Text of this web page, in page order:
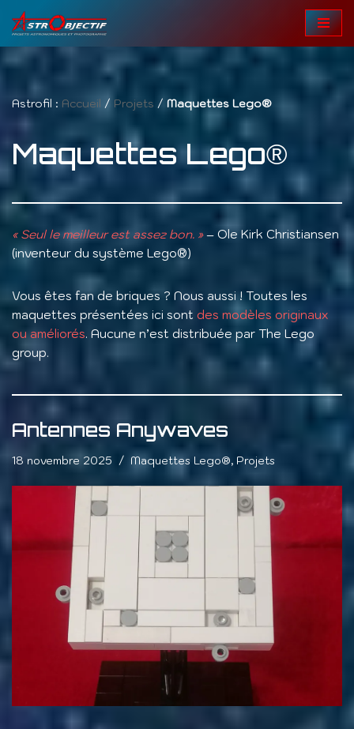
au
contenu
Astrofil : Accueil / Projets / Maquettes Lego®
Maquettes Lego®
« Seul le meilleur est assez bon. » – Ole Kirk Christiansen
(inventeur du système Lego®)
Vous êtes fan de briques ? Nous aussi ! Toutes les
maquettes présentées ici sont des modèles originaux
ou améliorés. Aucune n’est distribuée par The Lego
group.
Antennes Anywaves
18 novembre 2025 Maquettes Lego®, Projets